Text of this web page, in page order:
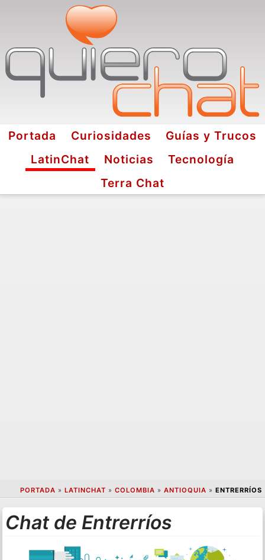
Portada Curiosidades
Guías y Trucos
LatinChat
Noticias
Tecnología
Terra Chat
PORTADA » LATINCHAT » COLOMBIA » ANTIOQUIA » ENTRERRÍOS
Chat de Entrerríos